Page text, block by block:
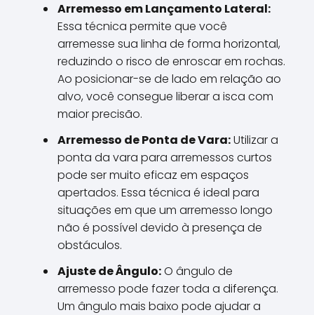
Arremesso em Lançamento Lateral:
Essa técnica permite que você
arremesse sua linha de forma horizontal,
reduzindo o risco de enroscar em rochas.
Ao posicionar-se de lado em relação ao
alvo, você consegue liberar a isca com
maior precisão.
Arremesso de Ponta de Vara:Utilizar a
ponta da vara para arremessos curtos
pode ser muito eficaz em espaços
apertados. Essa técnica é ideal para
situações em que um arremesso longo
não é possível devido à presença de
obstáculos.
Ajuste de Ângulo:O ângulo de
arremesso pode fazer toda a diferença.
Um ângulo mais baixo pode ajudar a